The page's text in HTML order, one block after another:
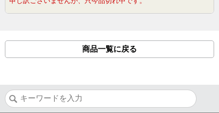
商品一覧に戻る